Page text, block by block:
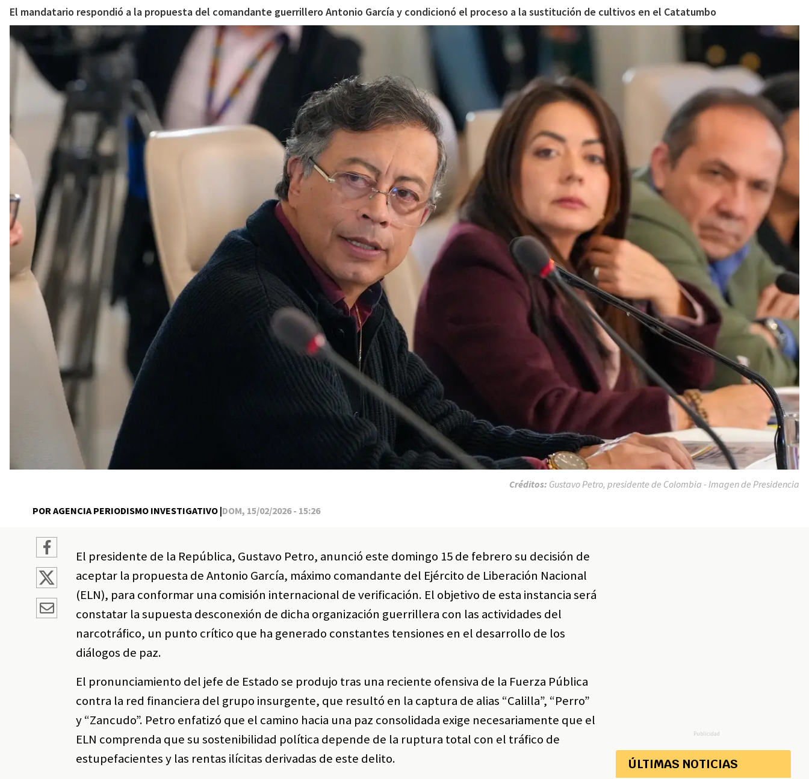
El mandatario respondió a la propuesta del comandante guerrillero Antonio García y condicionó el proceso a la sustitución de cultivos en el Catatumbo
POR AGENCIA PERIODISMO INVESTIGATIVO |DOM, 15/02/2026 - 15:26
Créditos: Gustavo Petro, presidente de Colombia - Imagen de Presidencia
El presidente de la República, Gustavo Petro, anunció este domingo 15 de febrero su decisión de
aceptar la propuesta de Antonio García, máximo comandante del Ejército de Liberación Nacional
(ELN), para conformar una comisión internacional de verificación. El objetivo de esta instancia será
constatar la supuesta desconexión de dicha organización guerrillera con las actividades del
narcotráfico, un punto crítico que ha generado constantes tensiones en el desarrollo de los
diálogos de paz.
El pronunciamiento del jefe de Estado se produjo tras una reciente ofensiva de la Fuerza Pública
contra la red financiera del grupo insurgente, que resultó en la captura de alias “Calilla”, “Perro”
y “Zancudo”. Petro enfatizó que el camino hacia una paz consolidada exige necesariamente que el
ELN comprenda que su sostenibilidad política depende de la ruptura total con el tráfico de
estupefacientes y las rentas ilícitas derivadas de este delito.
Publicidad
ÚLTIMAS NOTICIAS